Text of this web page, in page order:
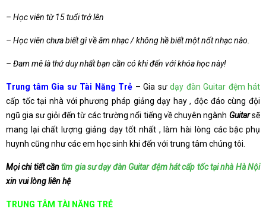
– Học viên từ 15 tuổi trở lên
– Học viên chưa biết gì về âm nhạc / không hề biết một nốt nhạc nào.
– Đam mê là thứ duy nhất bạn cần có khi đến với khóa học này!
Trung tâm Gia sư Tài Năng Trẻ – Gia sư dạy đàn Guitar đệm hát
cấp tốc tại nhà với phương pháp giảng dạy hay , độc đáo cùng đội
ngũ gia sư giỏi đến từ các trường nổi tiếng về chuyên ngành Guitar sẽ
mang lại chất lượng giảng dạy tốt nhất , làm hài lòng các bậc phụ
huynh cũng như các em học sinh khi đến với trung tâm chúng tôi.
Mọi chi tiết cầntìm gia sư dạy đàn Guitar đệm hát cấp tốc tại nhà Hà Nội
xin vui lòng liên hệ
TRUNG TÂM TÀI NĂNG TRẺ